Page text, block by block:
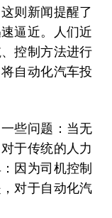
则新闻提醒了
逼近。人们近
控制方法进行
自动化汽车投
些问题：当无
于传统的人力
因为司机控制
对于自动化汽